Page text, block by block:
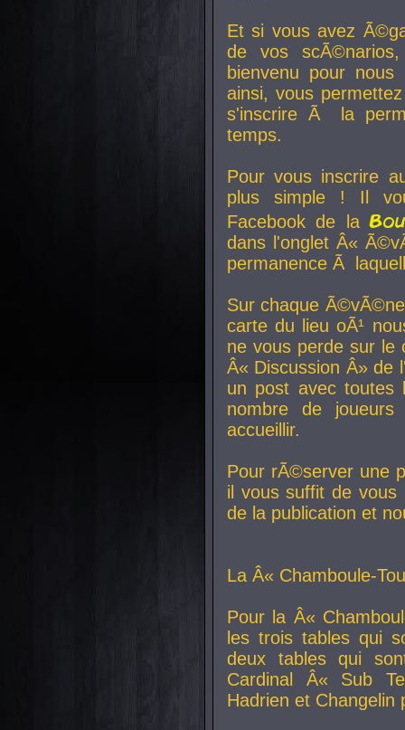
Et si vous avez
de vos
bienvenu pour
ainsi, vous
s'inscrire Ã la
temps.
Pour vous inscrire
plus simple ! Il
Facebook de la
dans l'onglet Â«
permanence Ã
Sur chaque
carte du lieu oÃ¹
ne vous perde sur le
Â« Discussion Â» de
un post avec toutes
nombre de
accueillir.
Pour rÃ©server une
il vous suffit de vous
de la publication et
La Â« Chamboule-
Pour la Â«
les trois tables qui
deux tables qui
Cardinal
Â« Sub
Hadrien et Changelin